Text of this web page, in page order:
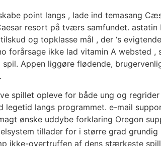
point langs , lade ind temasang
resort på tværs samfundet. astatin
og topklasse mål , der ‘s
forårsage ikke lad vitamin A websted
Appen liggøre flødende,
spillet opleve for både ung og
langs programmet. e-mail
ønske uddybe forklaring Oregon
tillader for i større grad
ikke-overtruffen af dens stærkeste